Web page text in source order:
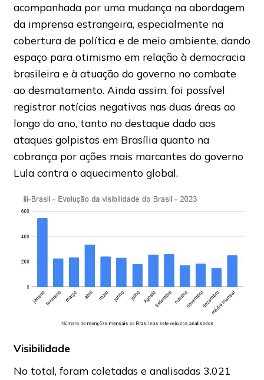
acompanhada por uma mudança na abordagem
da imprensa estrangeira, especialmente na
cobertura de política e de meio ambiente, dando
espaço para otimismo em relação à democracia
brasileira e à atuação do governo no combate
ao desmatamento. Ainda assim, foi possível
registrar notícias negativas nas duas áreas ao
longo do ano, tanto no destaque dado aos
ataques golpistas em Brasília quanto na
cobrança por ações mais marcantes do governo
Lula contra o aquecimento global.
Visibilidade
No total, foram coletadas e analisadas 3.021